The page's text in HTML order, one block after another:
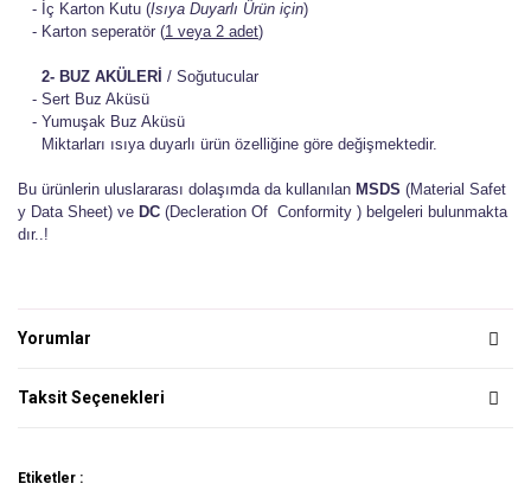
- İç Karton Kutu (Isıya Duyarlı Ürün için)
- Karton seperatör (1 veya 2 adet)
2- BUZ AKÜLERİ / Soğutucular
- Sert Buz Aküsü
- Yumuşak Buz Aküsü
Miktarları ısıya duyarlı ürün özelliğine göre değişmektedir.
Bu ürünlerin uluslararası dolaşımda da kullanılan MSDS (Material Safet
y Data Sheet) ve DC (Decleration Of Conformity ) belgeleri bulunmakta
dır..!
Yorumlar
Taksit Seçenekleri
Etiketler :